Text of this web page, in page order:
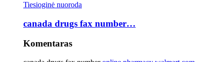
Tiesioginė nuoroda
canada drugs fax number…
Komentaras